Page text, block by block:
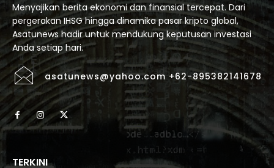
Menyajikan berita ekonomi dan finansial tercepat. Dari
pergerakan IHSG hingga dinamika pasar kripto global,
Asatunews hadir untuk mendukung keputusan investasi
Anda setiap hari.
asatunews@yahoo.com +62-895382141678
TERKINI